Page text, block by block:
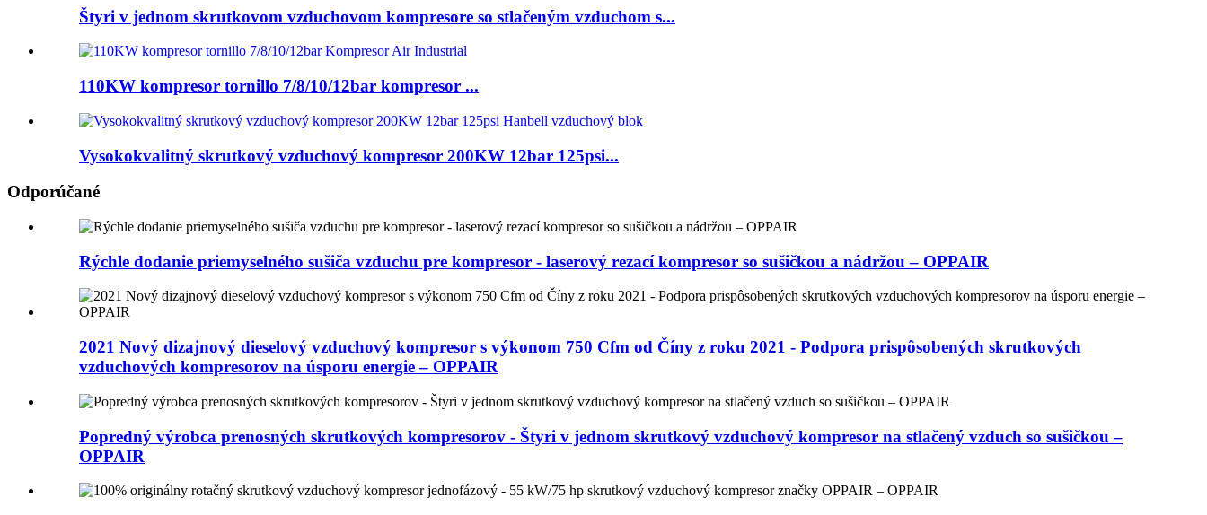
Štyri v jednom skrutkovom vzduchovom kompresore so stlačeným vzduchom s...
110KW kompresor tornillo 7/8/10/12bar kompresor ...
Vysokokvalitný skrutkový vzduchový kompresor 200KW 12bar 125psi...
Odporúčané
Rýchle dodanie priemyselného sušiča vzduchu pre kompresor - laserový rezací kompresor so sušičkou a nádržou – OPPAIR
2021 Nový dizajnový dieselový vzduchový kompresor s výkonom 750 Cfm od Číny z roku 2021 - Podpora prispôsobených skrutkových
vzduchových kompresorov na úsporu energie – OPPAIR
Popredný výrobca prenosných skrutkových kompresorov - Štyri v jednom skrutkový vzduchový kompresor na stlačený vzduch so sušičkou –
OPPAIR